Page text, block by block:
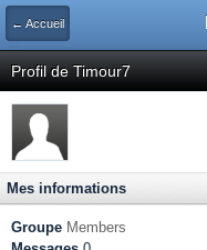
← Accueil
Profil de Timour7
Mes informations
Groupe Members